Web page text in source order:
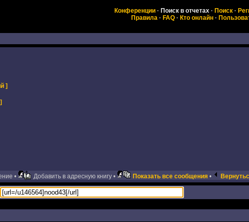
Конференции· Поиск в отчетах· Поиск·
Правила · FAQ · Кто онлайн ·
]
• Добавить в адресную книгу • Показать все сообщения•